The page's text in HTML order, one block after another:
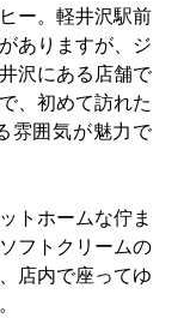
ー。軽井沢駅前
ありますが、ジ
沢にある店舗で
、初めて訪れた
雰囲気が魅力で
トホームな佇ま
フトクリームの
店内で座ってゆ